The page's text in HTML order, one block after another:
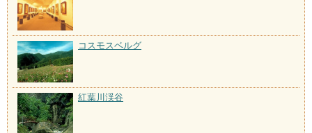
コスモスベルグ
紅葉川渓谷